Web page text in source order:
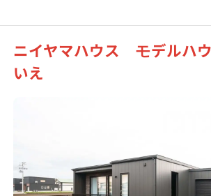
ニイヤマハウス モデルハ
いえ